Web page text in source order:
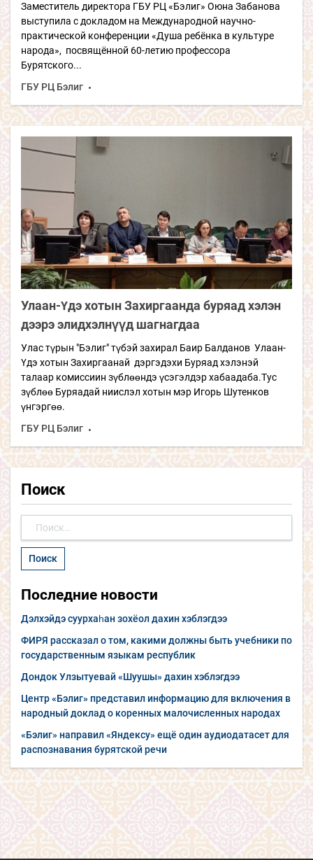
Заместитель директора ГБУ РЦ «Бэлиг» Оюна Забанова
выступила с докладом на Международной научно-
практической конференции «Душа ребёнка в культуре
народа», посвящённой 60-летию профессора
Бурятского...
ГБУ РЦ Бэлиг
Улаан-Үдэ хотын Захиргаанда буряад хэлэн
дээрэ элидхэлнүүд шагнагдаа
Улас түрын "Бэлиг" түбэй захирал Баир Балданов Улаан-
Үдэ хотын Захиргаанай дэргэдэхи Буряад хэлэнэй
талаар комиссиин зүблөөндэ үсэгэлдэр хабаадаба.Тус
зүблөө Буряадай ниислэл хотын мэр Игорь Шутенков
үнгэргөө.
ГБУ РЦ Бэлиг
Поиск
Последние новости
Дэлхэйдэ суурхаһан зохёол дахин хэблэгдээ
ФИРЯ рассказал о том, какими должны быть учебники по
государственным языкам республик
Дондок Улзытуевай «Шуушы» дахин хэблэгдээ
Центр «Бэлиг» представил информацию для включения в
народный доклад о коренных малочисленных народах
«Бэлиг» направил «Яндексу» ещё один аудиодатасет для
распознавания бурятской речи